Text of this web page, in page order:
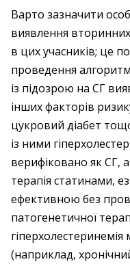
Варто зазначити
виявлення
в цих учасників; це
проведення
із підозрою на СГ
інших факторів
цукровий діабет
із ними
верифіковано як СГ,
терапія статинами,
ефективною без
патогенетичної
(наприклад,